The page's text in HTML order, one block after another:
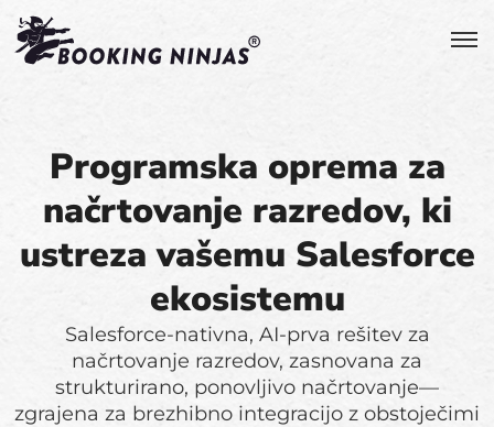
Programska oprema za
načrtovanje razredov, ki
ustreza vašemu Salesforce
ekosistemu
Salesforce-nativna, AI-prva rešitev za
načrtovanje razredov, zasnovana za
strukturirano, ponovljivo načrtovanje—
zgrajena za brezhibno integracijo z obstoječimi